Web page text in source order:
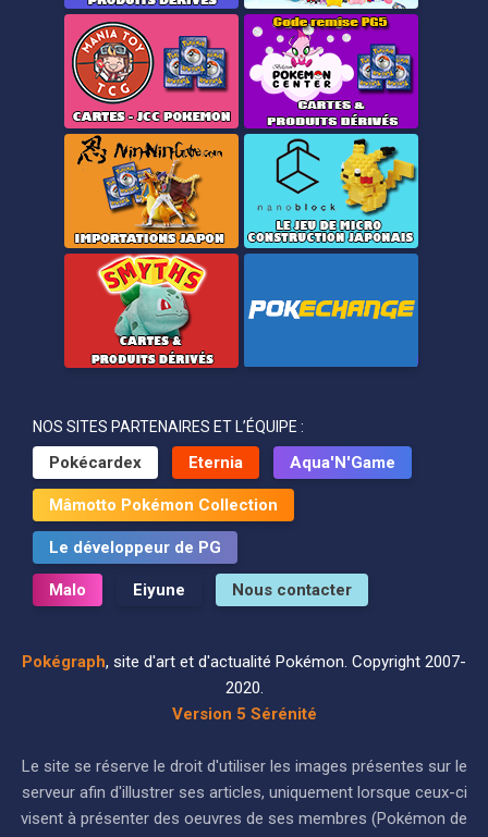
NOS SITES PARTENAIRES ET L’ÉQUIPE :
Pokécardex Eternia Aqua'N'Game
Mâmotto Pokémon Collection
Le développeur de PG
Malo Eiyune Nous contacter
Pokégraph, site d'art et d'actualité Pokémon. Copyright 2007-
2020.
Version 5 Sérénité
Le site se réserve le droit d'utiliser les images présentes sur le
serveur afin d'illustrer ses articles, uniquement lorsque ceux-ci
visent à présenter des oeuvres de ses membres (Pokémon de